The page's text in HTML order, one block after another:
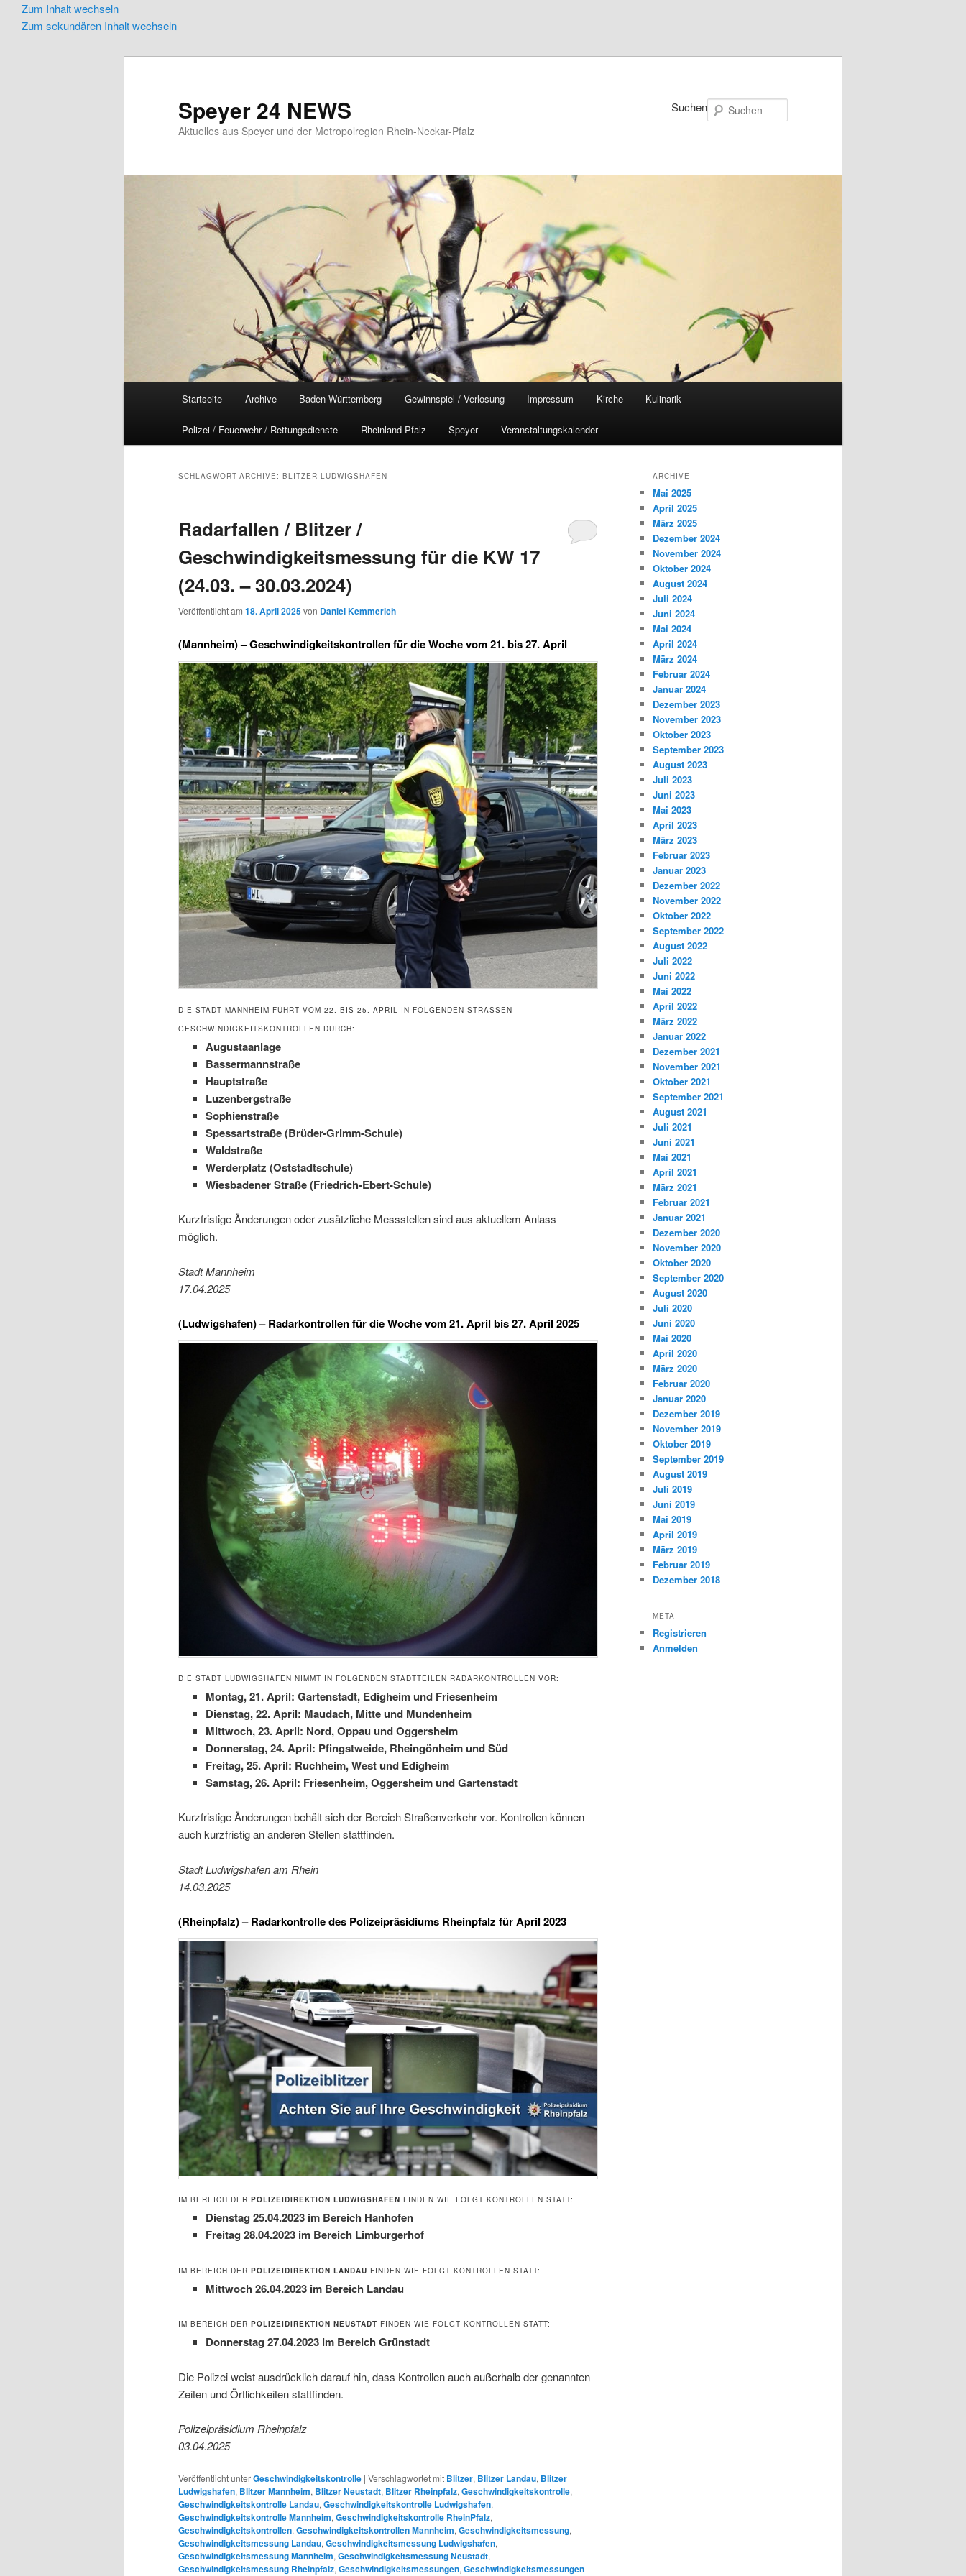
Zum Inhalt wechseln
Zum sekundären Inhalt wechseln
Speyer 24 NEWS
Aktuelles aus Speyer und der Metropolregion Rhein-Neckar-Pfalz
Suchen
Startseite Archive Baden-Württemberg Gewinnspiel / Verlosung Impressum Kirche Kulinarik
Polizei / Feuerwehr / Rettungsdienste Rheinland-Pfalz Speyer Veranstaltungskalender
SCHLAGWORT-ARCHIVE: BLITZER LUDWIGSHAFEN
Radarfallen / Blitzer /
Geschwindigkeitsmessung für die KW 17
(24.03. – 30.03.2024)
Veröffentlicht am 18. April 2025von Daniel Kemmerich
(Mannheim) –Geschwindigkeitskontrollen für die Woche vom 21. bis 27. April
DIE STADT MANNHEIM FÜHRT VOM 22. BIS 25. APRIL IN FOLGENDEN STRASSEN G
ESCHWINDIGKEITSKONTROLLEN DURCH:
Augustaanlage
Bassermannstraße
Hauptstraße
Luzenbergstraße
Sophienstraße
Spessartstraße (Brüder-Grimm-Schule)
Waldstraße
Werderplatz (Oststadtschule)
Wiesbadener Straße (Friedrich-Ebert-Schule)
Kurzfristige Änderungen oder zusätzliche Messstellen sind aus aktuellem Anlass
möglich.
Stadt Mannheim
17.04.2025
(Ludwigshafen) –Radarkontrollen für die Woche vom 21. April bis 27. April 2025
DIE STADT LUDWIGSHAFEN NIMMT IN FOLGENDEN STADTTEILEN RADARKONTROLLEN VOR:
Montag, 21. April: Gartenstadt, Edigheim und Friesenheim
Dienstag, 22. April: Maudach, Mitte und Mundenheim
Mittwoch, 23. April: Nord, Oppau und Oggersheim
Donnerstag, 24. April: Pfingstweide, Rheingönheim und Süd
Freitag, 25. April: Ruchheim, West und Edigheim
Samstag, 26. April: Friesenheim, Oggersheim und Gartenstadt
Kurzfristige Änderungen behält sich der Bereich Straßenverkehr vor. Kontrollen können
auch kurzfristig an anderen Stellen stattfinden.
Stadt Ludwigshafen am Rhein
14.03.2025
(Rheinpfalz) – Radarkontrolle des Polizeipräsidiums Rheinpfalz für April 2023
IM BEREICH DER POLIZEIDIREKTION LUDWIGSHAFEN FINDEN WIE FOLGT KONTROLLEN STATT:
Dienstag 25.04.2023 im Bereich Hanhofen
Freitag 28.04.2023 im Bereich Limburgerhof
IM BEREICH DER POLIZEIDIREKTION LANDAU FINDEN WIE FOLGT KONTROLLEN STATT:
Mittwoch 26.04.2023 im Bereich Landau
IM BEREICH DER POLIZEIDIREKTION NEUSTADT FINDEN WIE FOLGT KONTROLLEN STATT:
Donnerstag 27.04.2023 im Bereich Grünstadt
Die Polizei weist ausdrücklich darauf hin, dass Kontrollen auch außerhalb der genannten
Zeiten und Örtlichkeiten stattfinden.
Polizeipräsidium Rheinpfalz
03.04.2025
Veröffentlicht unterGeschwindigkeitskontrolle | Verschlagwortet mit Blitzer, Blitzer Landau, Blitzer
Ludwigshafen, Blitzer Mannheim, Blitzer Neustadt, Blitzer Rheinpfalz, Geschwindigkeitskontrolle,
Geschwindigkeitskontrolle Landau, Geschwindigkeitskontrolle Ludwigshafen,
Geschwindigkeitskontrolle Mannheim, Geschwindigkeitskontrolle RheinPfalz,
Geschwindigkeitskontrollen, Geschwindigkeitskontrollen Mannheim, Geschwindigkeitsmessung,
Geschwindigkeitsmessung Landau, Geschwindigkeitsmessung Ludwigshafen,
Geschwindigkeitsmessung Mannheim, Geschwindigkeitsmessung Neustadt,
Geschwindigkeitsmessung Rheinpfalz, Geschwindigkeitsmessungen, Geschwindigkeitsmessungen
ARCHIVE
Mai 2025
April 2025
März 2025
Dezember 2024
November 2024
Oktober 2024
August 2024
Juli 2024
Juni 2024
Mai 2024
April 2024
März 2024
Februar 2024
Januar 2024
Dezember 2023
November 2023
Oktober 2023
September 2023
August 2023
Juli 2023
Juni 2023
Mai 2023
April 2023
März 2023
Februar 2023
Januar 2023
Dezember 2022
November 2022
Oktober 2022
September 2022
August 2022
Juli 2022
Juni 2022
Mai 2022
April 2022
März 2022
Januar 2022
Dezember 2021
November 2021
Oktober 2021
September 2021
August 2021
Juli 2021
Juni 2021
Mai 2021
April 2021
März 2021
Februar 2021
Januar 2021
Dezember 2020
November 2020
Oktober 2020
September 2020
August 2020
Juli 2020
Juni 2020
Mai 2020
April 2020
März 2020
Februar 2020
Januar 2020
Dezember 2019
November 2019
Oktober 2019
September 2019
August 2019
Juli 2019
Juni 2019
Mai 2019
April 2019
März 2019
Februar 2019
Dezember 2018
META
Registrieren
Anmelden